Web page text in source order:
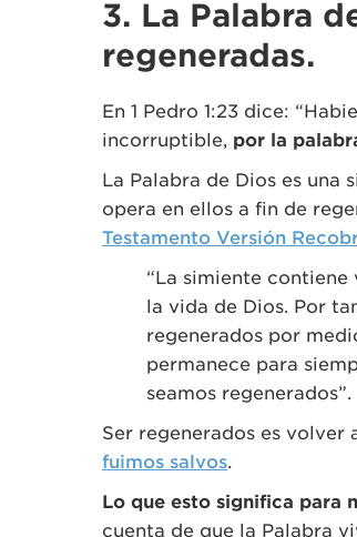
3. La Palabra
regeneradas.
En 1 Pedro 1:23 dice:
incorruptible, por la
La Palabra de Dios es una
opera en ellos a fin de
Testamento Versión
“La simiente
la vida de Dios. Por
regenerados por
permanece para
seamos regenerados”.
Ser regenerados es volver
fuimos salvos.
Lo que esto significa para
cuenta de que la Palabra